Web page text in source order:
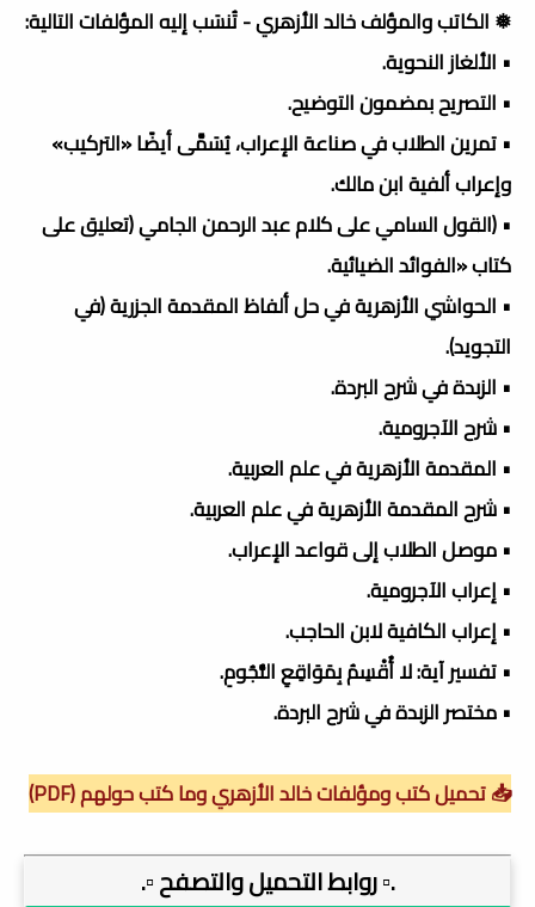
❅ الكاتب والمؤلف خالد الأزهري - تُنسَب إليه المؤلفات التالية:
• الألغاز النحوية.
• التصريح بمضمون التوضيح.
• تمرين الطلاب في صناعة الإعراب، يُسَمَّى أيضًا «التركيب»
وإعراب ألفية ابن مالك.
• (القول السامي على كلام عبد الرحمن الجامي (تعليق على
كتاب «الفوائد الضيائية.
• الحواشي الأزهرية في حل ألفاظ المقدمة الجزرية (في
التجويد).
• الزبدة في شرح البردة.
• شرح الآجرومية.
• المقدمة الأزهرية في علم العربية.
• شرح المقدمة الأزهرية في علم العربية.
• موصل الطلاب إلى قواعد الإعراب.
• إعراب الآجرومية.
• إعراب الكافية لابن الحاجب.
• تفسير آية: لا أُقْسِمُ بِمَوَاقِعِ النُّجُومِ.
• مختصر الزبدة في شرح البردة.
📥 تحميل كتب ومؤلفات خالد الأزهري وما كتب حولهم (PDF)
.▫️ روابط التحميل والتصفح ▫️.